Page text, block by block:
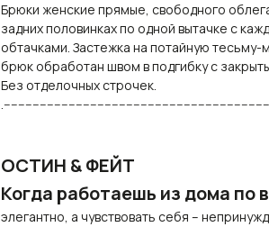
Брюки женские прямые, свободного
задних половинках по одной вытачке с
обтачками. Застежка на потайную
брюк обработан швом в подгибку с
Без отделочных строчек.
ОСТИН & ФЕЙТ
Когда работаешь из дома по
элегантно, а чувствовать себя –